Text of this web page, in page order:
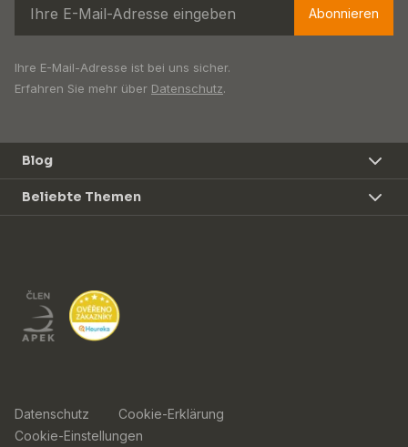
Abonnieren
Ihre E-Mail-Adresse ist bei uns sicher.
Erfahren Sie mehr über Datenschutz.
Blog
Beliebte Themen
Datenschutz
Cookie-Erklärung
Cookie-Einstellungen